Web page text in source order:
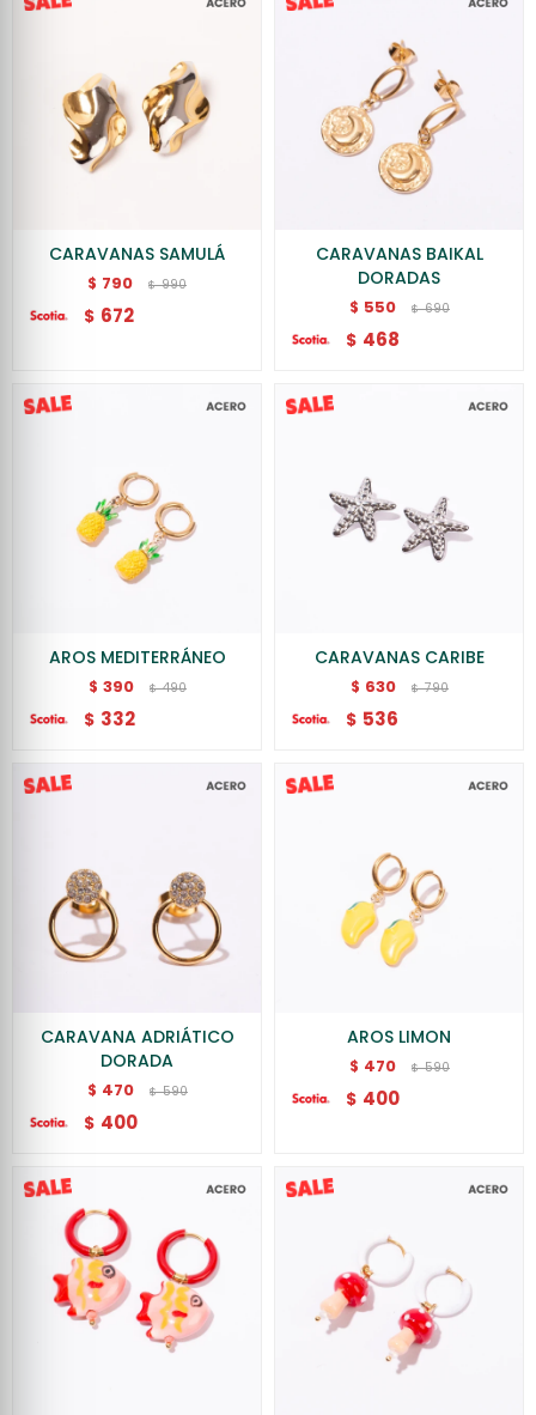
CARAVANAS SAMULÁ
$ 790 $ 990
$ 672
CARAVANAS BAIKAL
DORADAS
$ 550 $ 690
$ 468
AROS MEDITERRÁNEO
$ 390 $ 490
$ 332
CARAVANAS CARIBE
$ 630 $ 790
$ 536
CARAVANA ADRIÁTICO
DORADA
$ 470 $ 590
$ 400
AROS LIMON
$ 470 $ 590
$ 400